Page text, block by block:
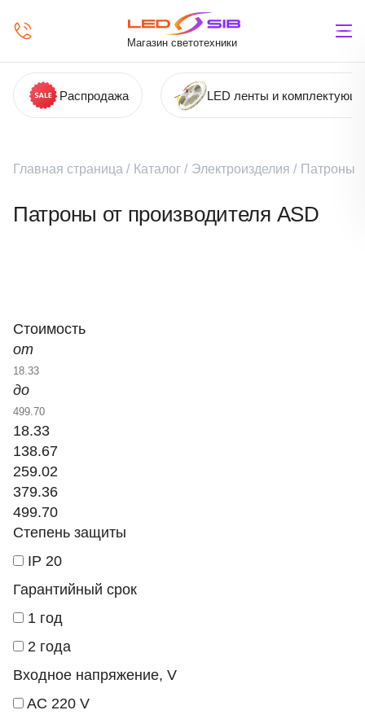
Магазин светотехники
Распродажа LED ленты и
Главная страница / Каталог / Электроизделия / Патроны
Патроны от производителя ASD
Стоимость
от
до
18.33
138.67
259.02
379.36
499.70
Степень защиты
IP 20
Гарантийный срок
1 год
2 года
Входное напряжение, V
AC 220 V